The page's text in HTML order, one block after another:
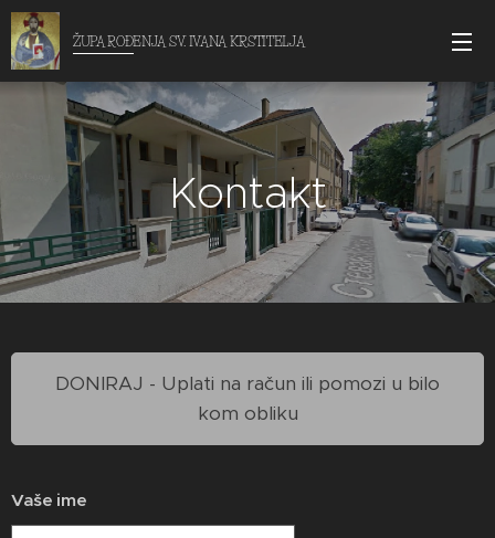
ŽUPA ROĐENJA SV. IVANA KRSTITELJA
Kontakt
DONIRAJ - Uplati na račun ili pomozi u bilo
kom obliku
Vaše ime